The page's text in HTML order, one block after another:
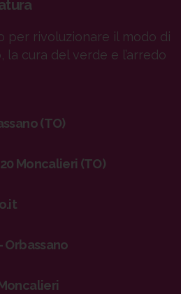
per rivoluzionare il modo di
la cura del verde e l’arredo
(TO)
Moncalieri (TO)
Orbassano